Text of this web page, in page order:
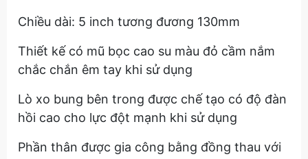
Chiều dài: 5 inch tương đương 130mm
Thiết kế có mũ bọc cao su màu đỏ cầm nắm
chắc chắn êm tay khi sử dụng
Lò xo bung bên trong được chế tạo có độ đàn
hồi cao cho lực đột mạnh khi sử dụng
Phần thân được gia công bằng đồng thau với